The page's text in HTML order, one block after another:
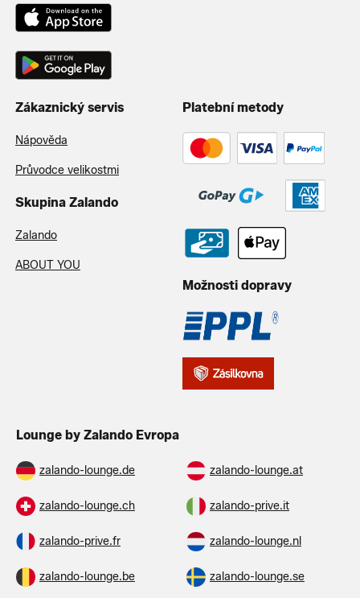
Zákaznický servis
Nápověda
Průvodce velikostmi
Skupina Zalando
Zalando
ABOUT YOU
Platební metody
Možnosti dopravy
Lounge by Zalando Evropa
zalando-lounge.de zalando-lounge.at
zalando-lounge.ch zalando-prive.it
zalando-prive.fr zalando-lounge.nl
zalando-lounge.be zalando-lounge.se